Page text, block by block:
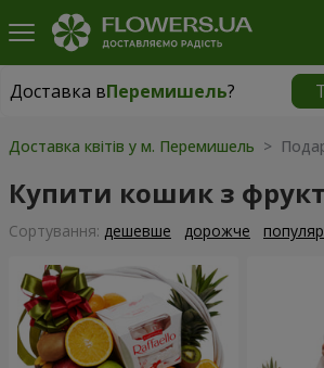
Доставка вПеремишель?
Доставка вПеремишель|
Доставка квітів у м. Перемишель >
Купити кошик з
Сортування: дешевше дорожче